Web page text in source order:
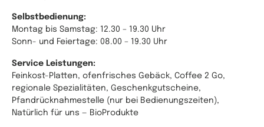
Selbstbedienung:
Montag bis Samstag: 12.30 – 19.30 Uhr
Sonn- und Feiertage: 08.00 – 19.30 Uhr
Service Leistungen:
Feinkost-Platten, ofenfrisches Gebäck, Coffee 2 Go,
regionale Spezialitäten, Geschenkgutscheine,
Pfandrücknahmestelle (nur bei Bedienungszeiten),
Natürlich für uns — BioProdukte